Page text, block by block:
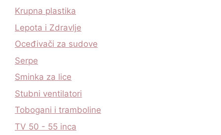
Krupna plastika
Lepota i Zdravlje
Oceđivači za sudove
Serpe
Sminka za lice
Stubni ventilatori
Tobogani i tramboline
TV 50 - 55 inca